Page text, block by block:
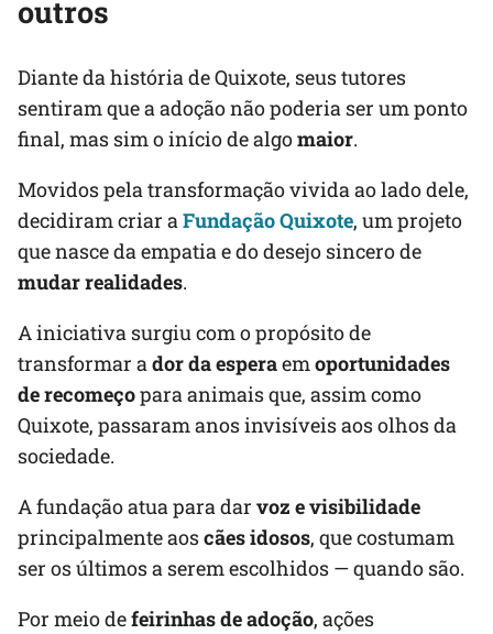
outros
Diante da história de Quixote, seus tutores
sentiram que a adoção não poderia ser um ponto
final, mas sim o início de algomaior.
Movidos pela transformação vivida ao lado dele,
decidiram criar aFundação Quixote, um projeto
que nasce da empatia e do desejo sincero de
mudar realidades.
A iniciativa surgiu com o propósito de
transformar ador da esperaemoportunidades
de recomeçopara animais que, assim como
Quixote, passaram anos invisíveis aos olhos da
sociedade.
A fundação atua para dar voz e visibilidade
principalmente aoscães idosos, que costumam
ser os últimos a serem escolhidos — quando são.
Por meio defeirinhas de adoção, ações